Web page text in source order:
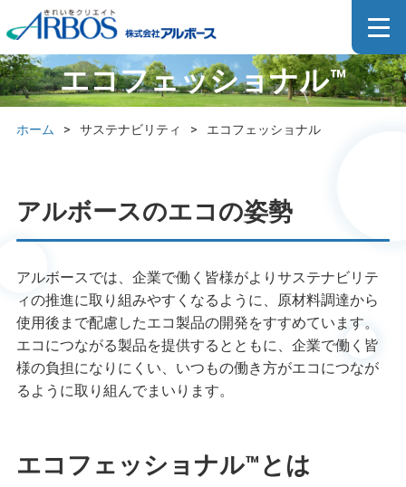
エコフェッショナル™
ホーム > サステナビリティ > エコフェッショナル
アルボースのエコの姿勢
アルボースでは、企業で働く皆様がよりサステナビリテ
ィの推進に取り組みやすくなるように、原材料調達から
使用後まで配慮したエコ製品の開発をすすめています。
エコにつながる製品を提供するとともに、企業で働く皆
様の負担になりにくい、いつもの働き方がエコにつなが
るように取り組んでまいります。
エコフェッショナル™とは